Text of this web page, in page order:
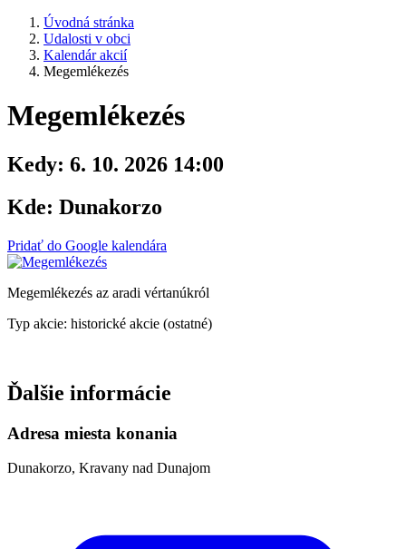
Úvodná stránka
Udalosti v obci
Kalendár akcií
Megemlékezés
Megemlékezés
Kedy: 6. 10. 2026 14:00
Kde: Dunakorzo
Pridať do Google kalendára
Megemlékezés az aradi vértanúkról
Typ akcie: historické akcie (ostatné)
Ďalšie informácie
Adresa miesta konania
Dunakorzo, Kravany nad Dunajom